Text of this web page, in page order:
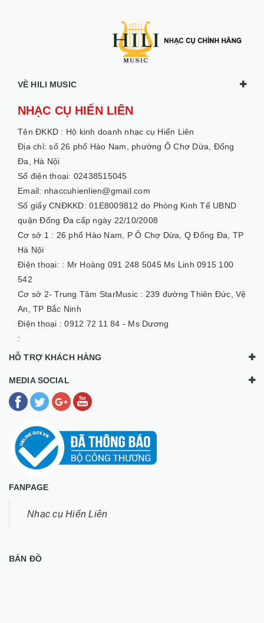
VỀ HILI MUSIC
NHẠC CỤ HIẾN LIÊN
Tên ĐKKD : Hộ kinh doanh nhạc cụ Hiến Liên
Địa chỉ: số 26 phố Hào Nam, phường Ô Chợ Dừa, Đống
Đa, Hà Nội
Số điện thoại: 02438515045
Email: nhaccuhienlien@gmail.com
Số giấy CNĐKKD: 01E8009812 do Phòng Kinh Tế UBND
quận Đống Đa cấp ngày 22/10/2008
Cơ sở 1 : 26 phố Hào Nam, P Ô Chợ Dừa, Q Đống Đa, TP
Hà Nội
Điện thoại: : Mr Hoàng 091 248 5045 Ms Linh 0915 100
542
Cơ sở 2- Trung Tâm StarMusic : 239 đường Thiên Đức, Vệ
An, TP Bắc Ninh
Điện thoại :0912 72 11 84 - Ms Dương
:
HỖ TRỢ KHÁCH HÀNG
MEDIA SOCIAL
FANPAGE
Nhạc cụ Hiến Liên
BẢN ĐỒ